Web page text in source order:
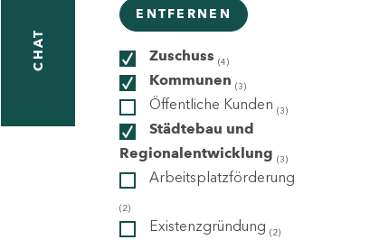
CHAT
ENTFERNEN
Zuschuss (4)
Kommunen (3)
Öffentliche Kunden (3)
Städtebau und
Regionalentwicklung (3)
Arbeitsplatzförderung
(2)
Existenzgründung (2)